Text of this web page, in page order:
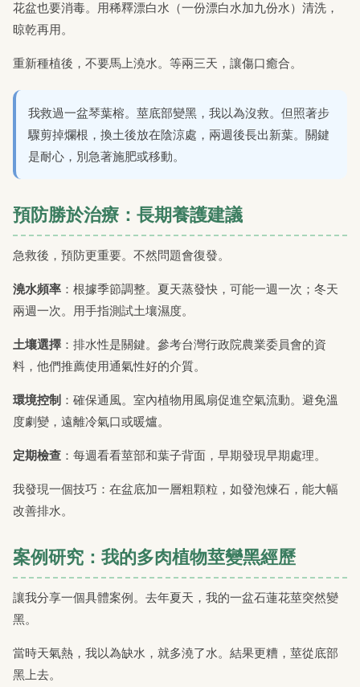
花盆也要消毒。用稀釋漂白水（一份漂白水加九份水）清洗，
晾乾再用。
重新種植後，不要馬上澆水。等兩三天，讓傷口癒合。
我救過一盆琴葉榕。莖底部變黑，我以為沒救。但照著步
驟剪掉爛根，換土後放在陰涼處，兩週後長出新葉。關鍵
是耐心，別急著施肥或移動。
預防勝於治療：長期養護建議
急救後，預防更重要。不然問題會復發。
澆水頻率 ：根據季節調整。夏天蒸發快，可能一週一次；冬天
兩週一次。用手指測試土壤濕度。
土壤選擇 ：排水性是關鍵。參考台灣行政院農業委員會的資
料，他們推薦使用通氣性好的介質。
環境控制 ：確保通風。室內植物用風扇促進空氣流動。避免溫
度劇變，遠離冷氣口或暖爐。
定期檢查 ：每週看看莖部和葉子背面，早期發現早期處理。
我發現一個技巧：在盆底加一層粗顆粒，如發泡煉石，能大幅
改善排水。
案例研究：我的多肉植物莖變黑經歷
讓我分享一個具體案例。去年夏天，我的一盆石蓮花莖突然變
黑。
當時天氣熱，我以為缺水，就多澆了水。結果更糟，莖從底部
黑上去。